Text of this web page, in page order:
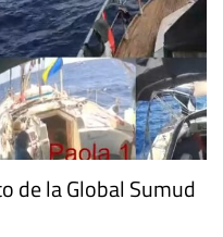
de la Global Sumud